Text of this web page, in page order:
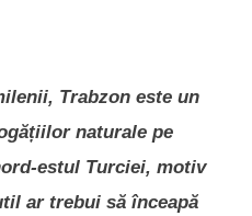
Trabzon este un
naturale pe
estul Turciei, motiv
ar trebui să înceapă